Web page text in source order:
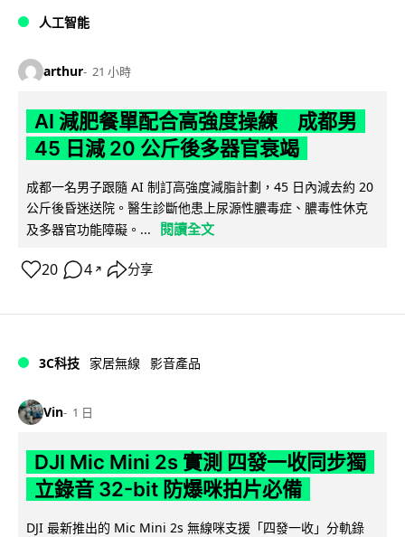
人工智能
arthur 21 小時
AI 減肥餐單配合高強度操練 成都男
45 日減 20 公斤後多器官衰竭
成都一名男子跟隨 AI 制訂高強度減脂計劃，45 日內減去約 20
公斤後昏迷送院。醫生診斷他患上尿源性膿毒症、膿毒性休克
及多器官功能障礙。...
閱讀全文
20 4 ↗ 分享
3C科技 家居無線 影音產品
Vin 1 日
DJI Mic Mini 2s 實測 四發一收同步獨
立錄音 32-bit 防爆咪拍片必備
DJI 最新推出的 Mic Mini 2s 無線咪支援「四發一收」分軌錄